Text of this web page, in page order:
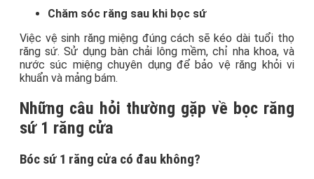
Chăm sóc răng sau khi bọc sứ
Việc vệ sinh răng miệng đúng cách sẽ kéo dài tuổi thọ
răng sứ. Sử dụng bàn chải lông mềm, chỉ nha khoa, và
nước súc miệng chuyên dụng để bảo vệ răng khỏi vi
khuẩn và mảng bám.
Những câu hỏi thường gặp về bọc răng
sứ 1 răng cửa
Bóc sứ 1 răng cửa có đau không?